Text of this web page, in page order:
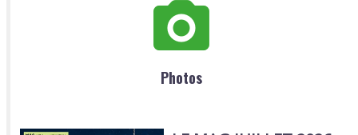
Photos